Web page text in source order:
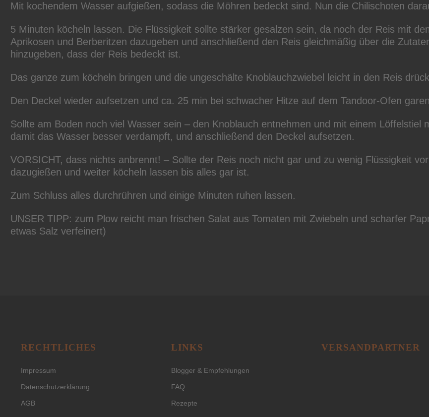
Mit kochendem Wasser aufgießen, sodass die Möhren bedeckt sind. Nun die Chilischoten
5 Minuten köcheln lassen. Die Flüssigkeit sollte stärker gesalzen sein, da noch der Reis mit
Aprikosen und Berberitzen dazugeben und anschließend den Reis gleichmäßig über die
hinzugeben, dass der Reis bedeckt ist.
Das ganze zum köcheln bringen und die ungeschälte Knoblauchzwiebel leicht in den Reis
Den Deckel wieder aufsetzen und ca. 25 min bei schwacher Hitze auf dem Tandoor-Ofen
Sollte am Boden noch viel Wasser sein – den Knoblauch entnehmen und mit einem Löffelstiel
damit das Wasser besser verdampft, und anschließend den Deckel aufsetzen.
VORSICHT, dass nichts anbrennt! – Sollte der Reis noch nicht gar und zu wenig Flüssigkeit
dazugießen und weiter köcheln lassen bis alles gar ist.
Zum Schluss alles durchrühren und einige Minuten ruhen lassen.
UNSER TIPP: zum Plow reicht man frischen Salat aus Tomaten mit Zwiebeln und scharfer
etwas Salz verfeinert)
RECHTLICHES
Impressum
Datenschutzerklärung
AGB
LINKS
Blogger & Empfehlungen
FAQ
Rezepte
VERSANDPARTNER